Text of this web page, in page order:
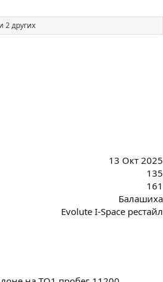
и 2 других
13 Окт 2025
135
161
Балашиха
Evolute I-Space рестайл